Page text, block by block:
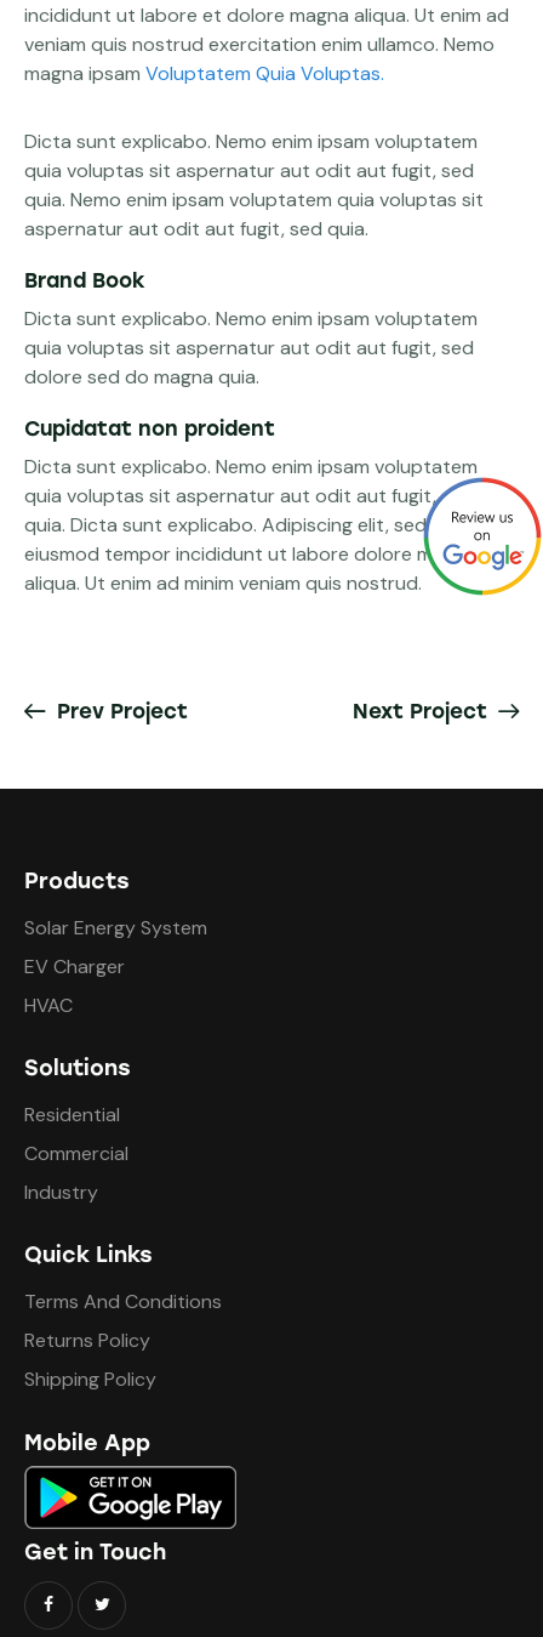
incididunt ut labore et dolore magna aliqua. Ut enim ad
veniam quis nostrud exercitation enim ullamco. Nemo
magna ipsam Voluptatem Quia Voluptas.
Dicta sunt explicabo. Nemo enim ipsam voluptatem
quia voluptas sit aspernatur aut odit aut fugit, sed
quia. Nemo enim ipsam voluptatem quia voluptas sit
aspernatur aut odit aut fugit, sed quia.
Brand Book
Dicta sunt explicabo. Nemo enim ipsam voluptatem
quia voluptas sit aspernatur aut odit aut fugit, sed
dolore sed do magna quia.
Cupidatat non proident
Dicta sunt explicabo. Nemo enim ipsam voluptatem
quia voluptas sit aspernatur aut odit aut fugit, sed
quia. Dicta sunt explicabo. Adipiscing elit, sed do
eiusmod tempor incididunt ut labore dolore magna
aliqua. Ut enim ad minim veniam quis nostrud.
Prev Project Next Project
Products
Solar Energy System
EV Charger
HVAC
Solutions
Residential
Commercial
Industry
Quick Links
Terms And Conditions
Returns Policy
Shipping Policy
Mobile App
Get in Touch